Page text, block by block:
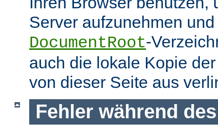
Server aufzunehmen
DocumentRoot-
auch die lokale Kopie
von dieser Seite aus
Fehler während